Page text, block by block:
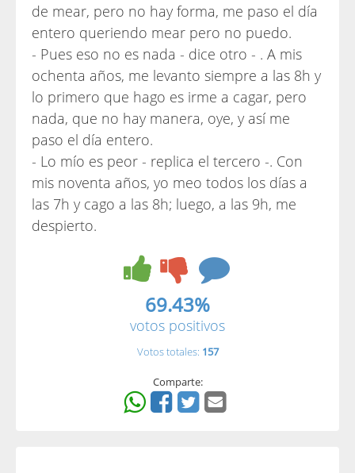
de mear, pero no hay forma, me paso el día
entero queriendo mear pero no puedo.
- Pues eso no es nada - dice otro - . A mis
ochenta años, me levanto siempre a las 8h y
lo primero que hago es irme a cagar, pero
nada, que no hay manera, oye, y así me
paso el día entero.
- Lo mío es peor - replica el tercero -. Con
mis noventa años, yo meo todos los días a
las 7h y cago a las 8h; luego, a las 9h, me
despierto.
69.43%
votos positivos
Votos totales: 157
Comparte: